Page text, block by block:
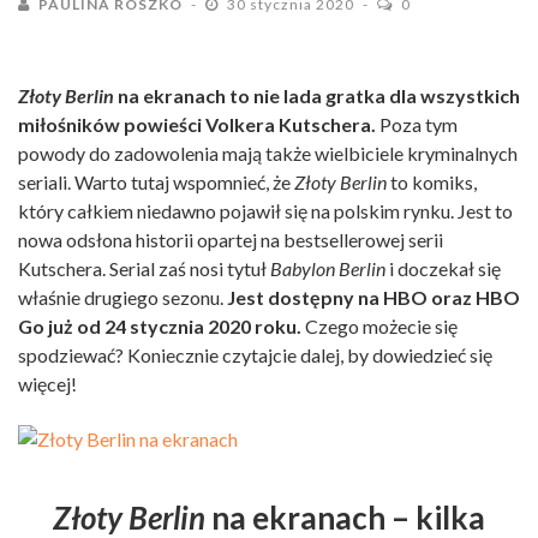
PAULINA ROSZKO 30 stycznia 2020 0
Złoty Berlin na ekranach to nie lada gratka dla wszystkich
miłośników powieści Volkera Kutschera. Poza tym
powody do zadowolenia mają także wielbiciele kryminalnych
seriali. Warto tutaj wspomnieć, żeZłoty Berlinto komiks,
który całkiem niedawno pojawił się na polskim rynku. Jest to
nowa odsłona historii opartej na bestsellerowej serii
Kutschera. Serial zaś nosi tytuł Babylon Berlin i doczekał się
właśnie drugiego sezonu. Jest dostępny na HBO oraz HBO
Go już od 24 stycznia 2020 roku. Czego możecie się
spodziewać? Koniecznie czytajcie dalej, by dowiedzieć się
więcej!
Złoty Berlin na ekranach – kilka